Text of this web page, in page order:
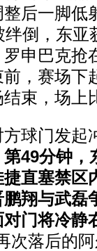
后一脚低
倒，东亚
申巴克抢
，赛场下
束，场上
球门发起
49分钟，
直塞禁区
翔与武磊
门将冷静
次落后的